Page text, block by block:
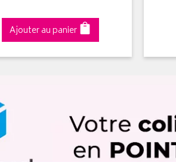
Ajouter au panier